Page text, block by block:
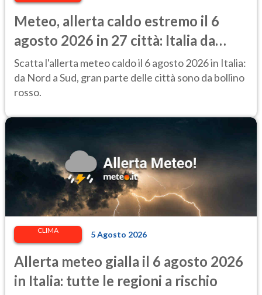
Meteo, allerta caldo estremo il 6
agosto 2026 in 27 città: Italia da
bollino rosso
Scatta l'allerta meteo caldo il 6 agosto 2026 in Italia:
da Nord a Sud, gran parte delle città sono da bollino
rosso.
CLIMA 5 Agosto 2026
Allerta meteo gialla il 6 agosto 2026
in Italia: tutte le regioni a rischio